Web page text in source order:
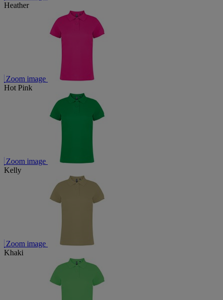
Heather
Zoom image
Hot Pink
Zoom image
Kelly
Zoom image
Khaki